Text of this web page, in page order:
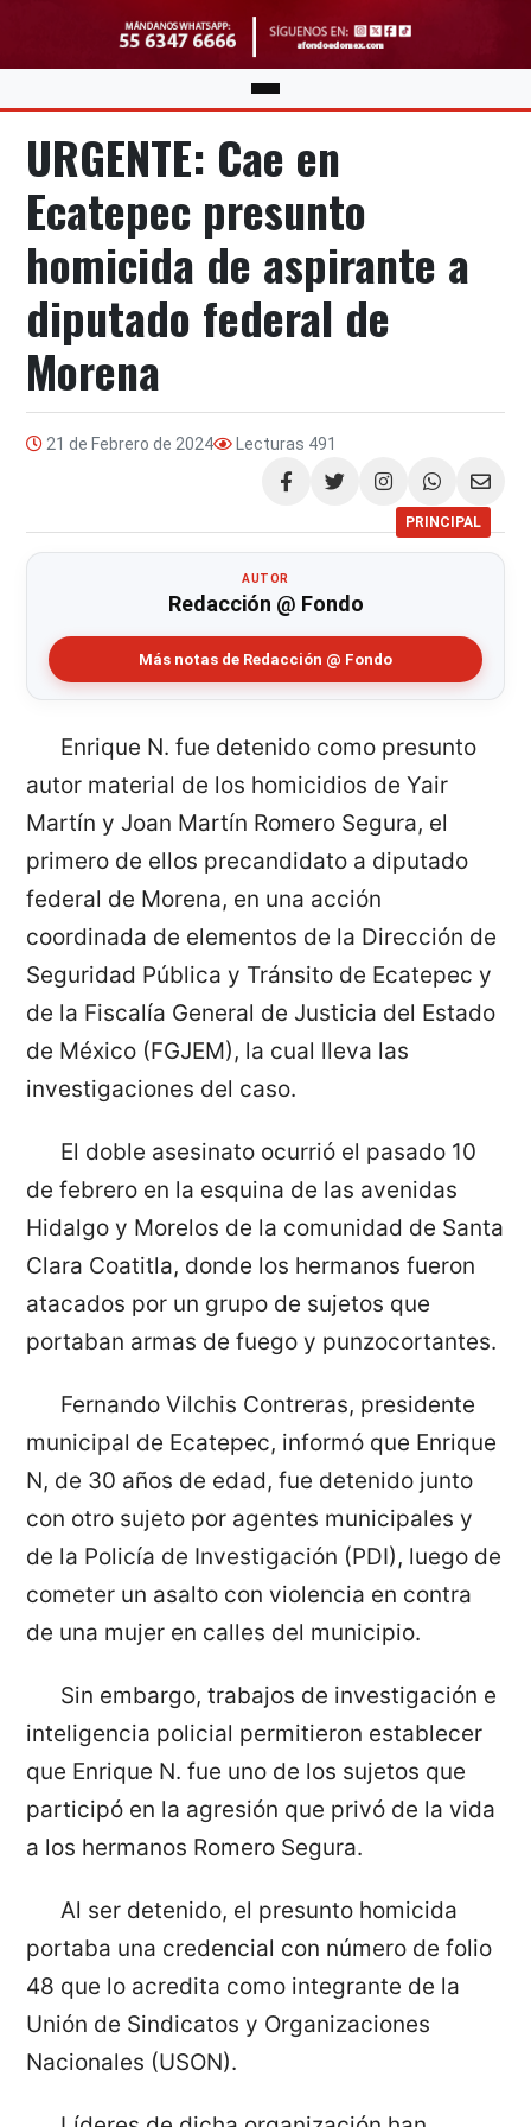
URGENTE: Cae en
Ecatepec presunto
homicida de aspirante a
diputado federal de
Morena
21 de Febrero de 2024 Lecturas 491
Compartir
PRINCIPAL
AUTOR
Redacción @ Fondo
Más notas de Redacción @ Fondo
Enrique N. fue detenido como presunto
autor material de los homicidios de Yair
Martín y Joan Martín Romero Segura, el
primero de ellos precandidato a diputado
federal de Morena, en una acción
coordinada de elementos de la Dirección de
Seguridad Pública y Tránsito de Ecatepec y
de la Fiscalía General de Justicia del Estado
de México (FGJEM), la cual lleva las
investigaciones del caso.
El doble asesinato ocurrió el pasado 10
de febrero en la esquina de las avenidas
Hidalgo y Morelos de la comunidad de Santa
Clara Coatitla, donde los hermanos fueron
atacados por un grupo de sujetos que
portaban armas de fuego y punzocortantes.
Fernando Vilchis Contreras, presidente
municipal de Ecatepec, informó que Enrique
N, de 30 años de edad, fue detenido junto
con otro sujeto por agentes municipales y
de la Policía de Investigación (PDI), luego de
cometer un asalto con violencia en contra
de una mujer en calles del municipio.
Sin embargo, trabajos de investigación e
inteligencia policial permitieron establecer
que Enrique N. fue uno de los sujetos que
participó en la agresión que privó de la vida
a los hermanos Romero Segura.
Al ser detenido, el presunto homicida
portaba una credencial con número de folio
48 que lo acredita como integrante de la
Unión de Sindicatos y Organizaciones
Nacionales (USON).